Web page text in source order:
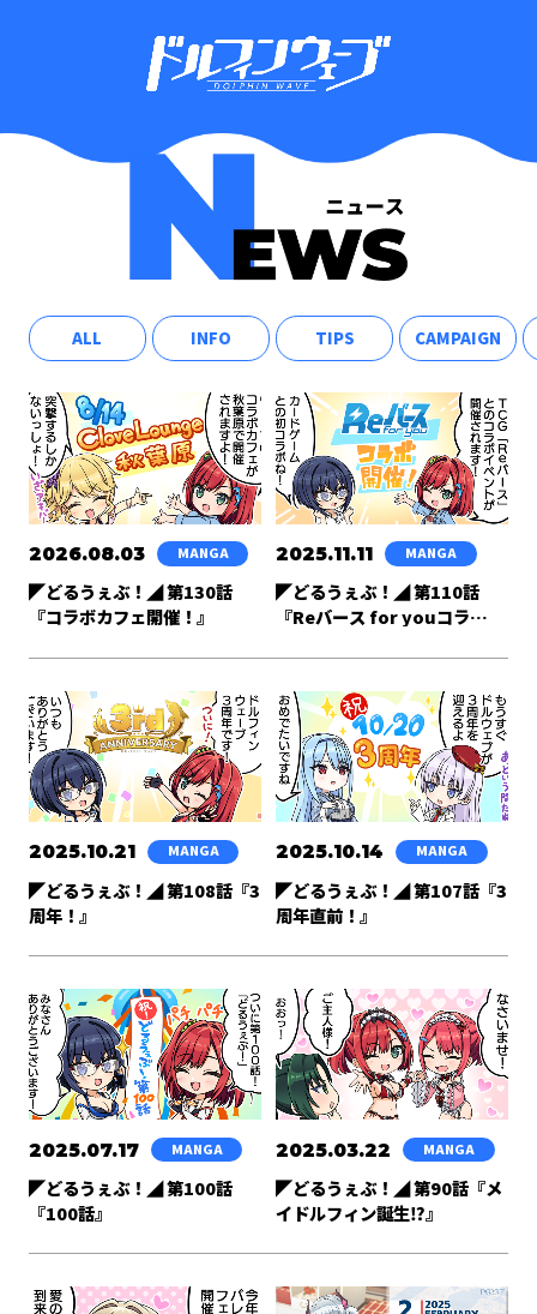
ALL INFO TIPS CAMPAIGN
2026.08.03 MANGA
◤どるうぇぶ！◢ 第130話
『コラボカフェ開催！』
2025.11.11 MANGA
◤どるうぇぶ！◢ 第110話
『Reバース for youコラ
2025.10.21 MANGA
◤どるうぇぶ！◢ 第108話『3
周年！』
2025.10.14 MANGA
◤どるうぇぶ！◢ 第107話『3
周年直前！』
2025.07.17 MANGA
◤どるうぇぶ！◢ 第100話
『100話』
2025.03.22 MANGA
◤どるうぇぶ！◢ 第90話『メ
イドルフィン誕生⁉』